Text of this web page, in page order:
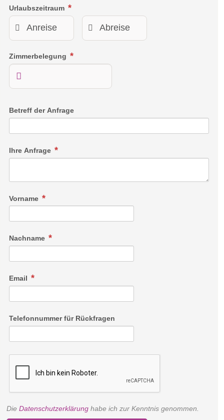
Urlaubszeitraum
Zimmerbelegung
Betreff der Anfrage
Ihre Anfrage
Vorname
Nachname
Email
Telefonnummer für Rückfragen
Die Datenschutzerklärung habe ich zur Kenntnis genommen.